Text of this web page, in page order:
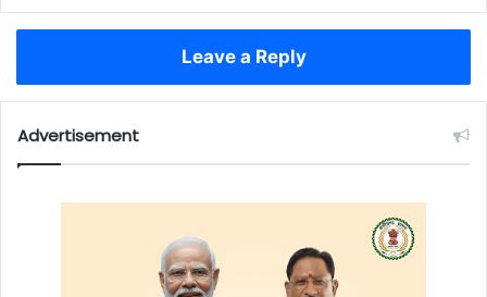
Leave a Reply
Advertisement